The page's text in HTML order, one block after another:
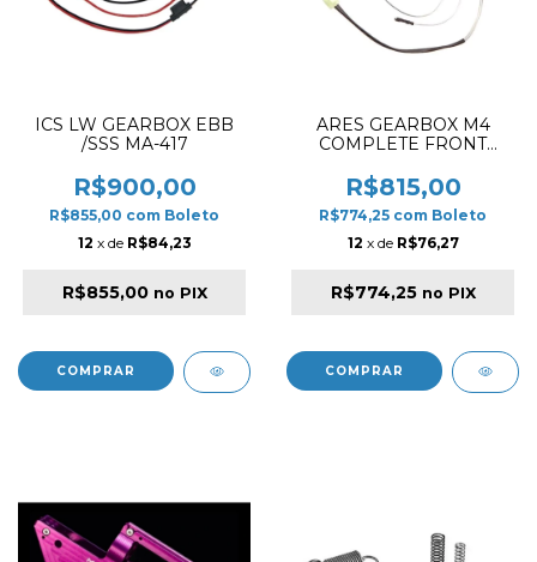
ICS LW GEARBOX EBB
/SSS MA-417
R$900,00
R$855,00 com Boleto
12 x de R$84,23
R$855,00 no PIX
ARES GEARBOX M4
COMPLETE FRONT
R$815,00
R$774,25 com Boleto
12 x de R$76,27
R$774,25 no PIX